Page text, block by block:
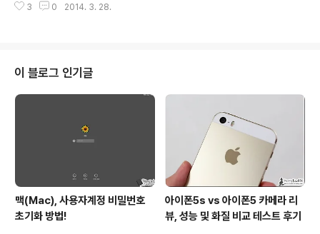
항시 청결한 상태를 유지하기 위해 셀프세차장을 방문해
점이 엔진오일이 바닥에 가라앉아 있는 '초기 시동' 때라는
부를 보호할 수 있는 차량관리 제품이 더더욱 중요하다 할
수 있는데요. '불스파워' 가 바로 이런 역할을 하는 제품입
니다. 참고로, 많은 분들이 불스파워와 불스원샷을 헷갈려
소개되는 내용을 보면 불스파워는 지속적인 효과를 위해 1
0,000km 마다 정기적으로 사용..
3 0 2014. 3. 28.
이 블로그 인기글
맥(Mac), 사용자계정 비밀번호
초기화 방법!
아이폰5s vs 아이폰5 카메라 리
뷰, 성능 및 화질 비교 테스트 후기